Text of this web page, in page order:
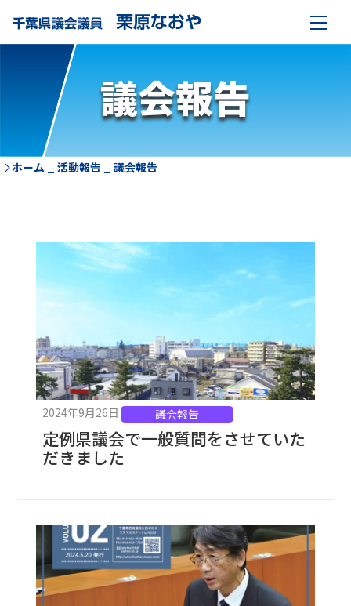
議会報告
ホーム _活動報告 _議会報告
2024年9月26日 議会報告
定例県議会で一般質問をさせていた
だきました